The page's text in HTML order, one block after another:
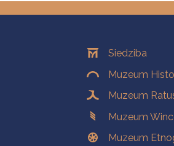
OddziałySiedziba
Muzeum
Muzeum
Muzeum
Muzeum